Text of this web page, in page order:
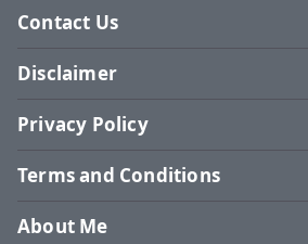
Contact Us
Disclaimer
Privacy Policy
Terms and Conditions
About Me